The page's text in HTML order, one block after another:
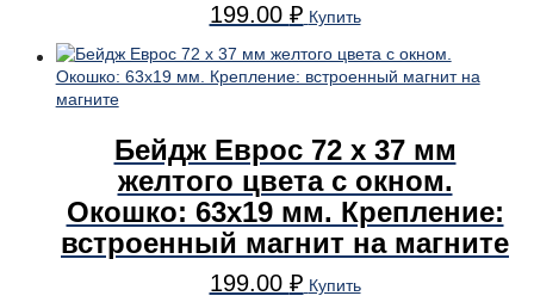
199.00 ₽ Купить
Бейдж Еврос 72 x 37 мм
желтого цвета с окном.
Окошко: 63х19 мм. Крепление:
встроенный магнит на магните
199.00 ₽ Купить